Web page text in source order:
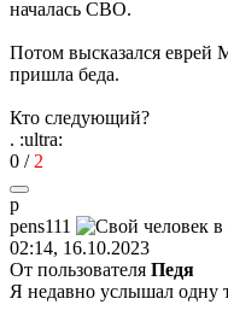
началась СВО.
Потом высказался еврей
пришла беда.
Кто следующий?
. :ultra:
0 / 2
p
pens111
02:14, 16.10.2023
От пользователя Педя
Я недавно услышал одну